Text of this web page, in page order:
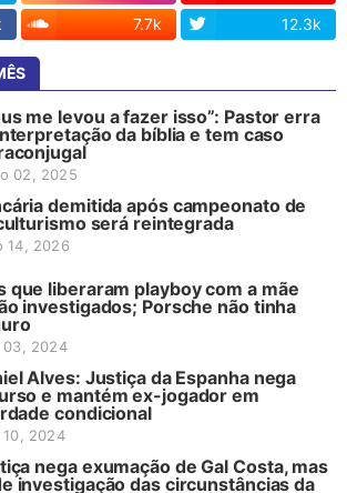
7.7k 12.3k
me levou a fazer isso”: Pastor erra
da bíblia e tem caso
02, 2025
demitida após campeonato de
será reintegrada
14, 2026
que liberaram playboy com a mãe
investigados; Porsche não tinha
03, 2024
Alves: Justiça da Espanha nega
e mantém ex-jogador em
condicional
10, 2024
nega exumação de Gal Costa, mas
investigação das circunstâncias da